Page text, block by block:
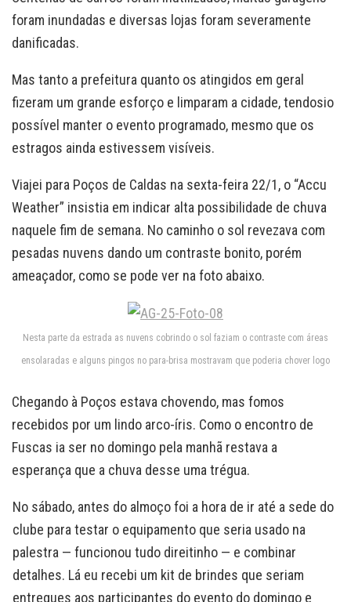
foram inundadas e diversas lojas foram severamente
danificadas.
Mas tanto a prefeitura quanto os atingidos em geral
fizeram um grande esforço e limparam a cidade, tendosio
possível manter o evento programado, mesmo que os
estragos ainda estivessem visíveis.
Viajei para Poços de Caldas na sexta-feira 22/1, o “Accu
Weather” insistia em indicar alta possibilidade de chuva
naquele fim de semana. No caminho o sol revezava com
pesadas nuvens dando um contraste bonito, porém
ameaçador, como se pode ver na foto abaixo.
Nesta parte da estrada as nuvens cobrindo o sol faziam o contraste com áreas
ensolaradas e alguns pingos no para-brisa mostravam que poderia chover logo
Chegando à Poços estava chovendo, mas fomos
recebidos por um lindo arco-íris. Como o encontro de
Fuscas ia ser no domingo pela manhã restava a
esperança que a chuva desse uma trégua.
No sábado, antes do almoço foi a hora de ir até a sede do
clube para testar o equipamento que seria usado na
palestra — funcionou tudo direitinho — e combinar
detalhes. Lá eu recebi um kit de brindes que seriam
entregues aos participantes do evento do domingo e